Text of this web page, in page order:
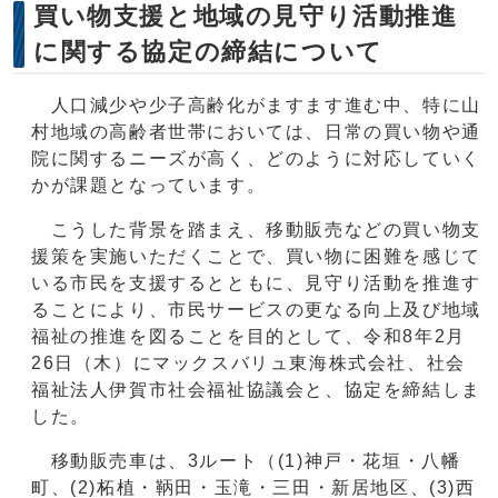
買い物支援と地域の見守り活動推進
に関する協定の締結について
人口減少や少子高齢化がますます進む中、特に山
村地域の高齢者世帯においては、日常の買い物や通
院に関するニーズが高く、どのように対応していく
かが課題となっています。
こうした背景を踏まえ、移動販売などの買い物支
援策を実施いただくことで、買い物に困難を感じて
いる市民を支援するとともに、見守り活動を推進す
ることにより、市民サービスの更なる向上及び地域
福祉の推進を図ることを目的として、令和8年2月
26日（木）にマックスバリュ東海株式会社、社会
福祉法人伊賀市社会福祉協議会と、協定を締結しま
した。
移動販売車は、3ルート（(1)神戸・花垣・八幡
町、(2)柘植・鞆田・玉滝・三田・新居地区、(3)西